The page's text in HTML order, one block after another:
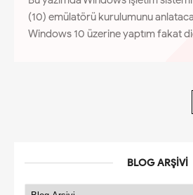
(10) emülatörü kurulumunu
Windows 10 üzerine yaptım fakat
BLOG ARŞIVI